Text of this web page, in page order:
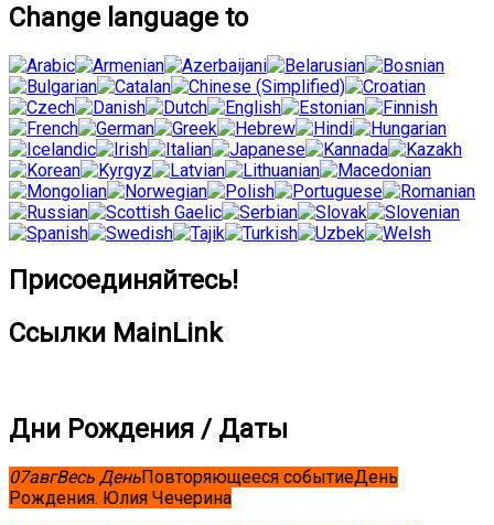
Change language to
Присоединяйтесь!
Ссылки MainLink
Дни Рождения / Даты
07авгВесь ДеньПовторяющееся событиеДень
Рождения. Юлия Чечерина